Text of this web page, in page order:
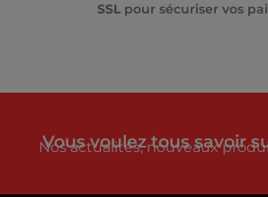
SSL pour sécuriser vos
Vous voulez tous savoir
Nos actualités, nouveaux